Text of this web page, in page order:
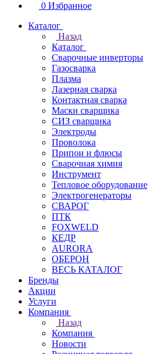
0 Избранное
Каталог
Назад
Каталог
Сварочные инверторы
Газосварка
Плазма
Лазерная сварка
Контактная сварка
Маски сварщика
СИЗ сварщика
Электроды
Проволока
Припои и флюсы
Сварочная химия
Инструмент
Тепловое оборудование
Электрогенераторы
СВАРОГ
ПТК
FOXWELD
КЕДР
AURORA
ОБЕРОН
ВЕСЬ КАТАЛОГ
Бренды
Акции
Услуги
Компания
Назад
Компания
Новости